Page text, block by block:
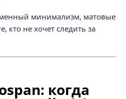
минимализм, матовые
кто не хочет следить за
когда